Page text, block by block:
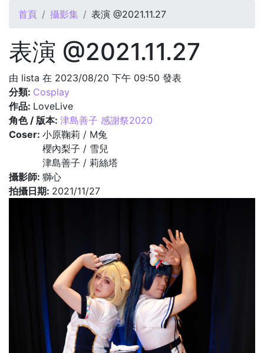
您在這裡
首頁 攝影集 表演 @2021.11.27
表演 @2021.11.27
由 lista 在 2023/08/20 下午 09:50 發表
分類: Cosplay
作品: LoveLive
角色 / 版本: 津島善子 感謝祭2020
Coser: 小原鞠莉 / M兔
櫻內梨子 / 雪兒
津島善子 / 莉絲塔
攝影師: 獅心
拍攝日期: 2021/11/27